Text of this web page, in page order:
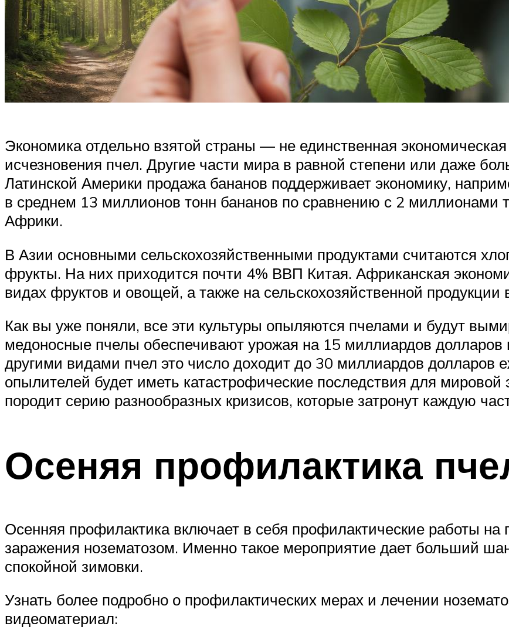
Экономика отдельно взятой страны — не единственная экономическая
исчезновения пчел. Другие части мира в равной степени или даже
Латинской Америки продажа бананов поддерживает экономику,
в среднем 13 миллионов тонн бананов по сравнению с 2 миллионами
Африки.
В Азии основными сельскохозяйственными продуктами считаются
фрукты. На них приходится почти 4% ВВП Китая. Африканская
видах фруктов и овощей, а также на сельскохозяйственной продукции
Как вы уже поняли, все эти культуры опыляются пчелами и будут
медоносные пчелы обеспечивают урожая на 15 миллиардов долларов
другими видами пчел это число доходит до 30 миллиардов долларов
опылителей будет иметь катастрофические последствия для
породит серию разнообразных кризисов, которые затронут каждую
Осеняя профилактика
Осенняя профилактика включает в себя профилактические работы на
заражения нозематозом. Именно такое мероприятие дает больший
спокойной зимовки.
Узнать более подробно о профилактических мерах и лечении
видеоматериал: